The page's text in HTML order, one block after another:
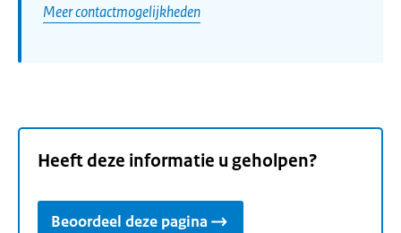
Meer contactmogelijkheden
Heeft deze informatie u geholpen?
Beoordeel deze pagina